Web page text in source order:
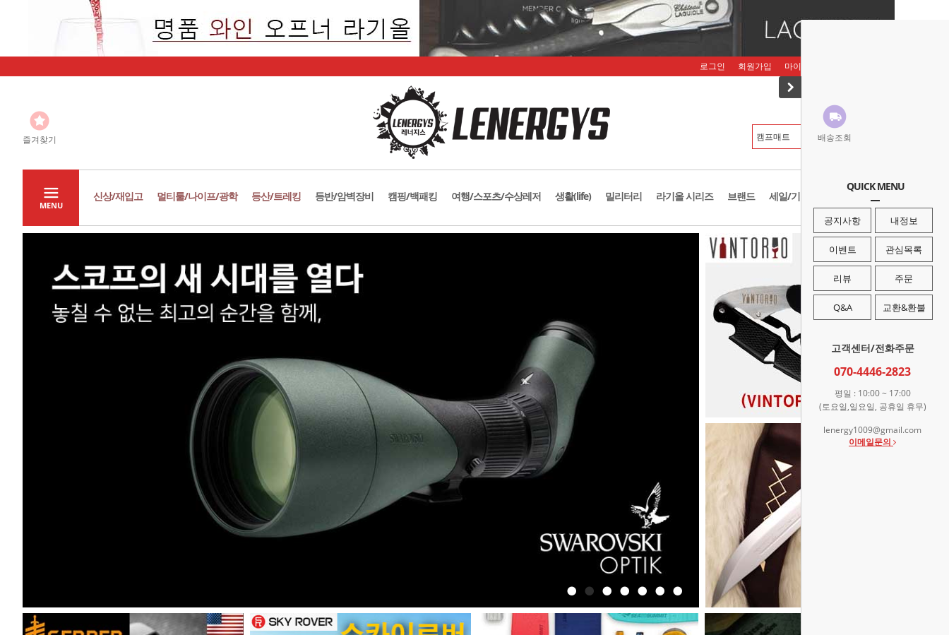
배송조회
QUICK MENU
공지사항 내정보
이벤트 관심목록
리뷰 주문
Q&A 교환&환불
고객센터/전화주문
070-4446-2823
평일 : 10:00 ~ 17:00
(토요일,일요일, 공휴일 휴무)
lenergy1009@gmail.com
이메일문의
로그인 회원가입 마이페이지
즐겨찾기
MENU
신상/재입고 멀티툴/나이프/광학 등산/트레킹 등반/암벽장비 캠핑/백패킹 여행/스포츠/수상레저 생활(life) 밀리터리 라기올 시리즈 브랜드 세일/기획존